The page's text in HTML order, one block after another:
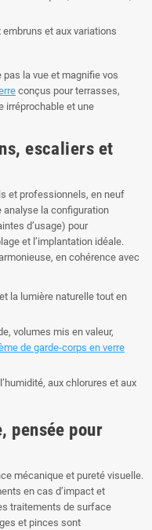
embruns et aux variations
la vue et magnifie vos
conçus pour terrasses,
irréprochable et une
escaliers et
et professionnels, en neuf
analyse la configuration
d’usage) pour
et l’implantation idéale.
en cohérence avec
la lumière naturelle tout en
volumes mis en valeur,
de garde-corps en verre
aux chlorures et aux
pensée pour
mécanique et pureté visuelle.
en cas d’impact et
traitements de surface
et pinces sont